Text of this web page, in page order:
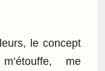
le concept
me